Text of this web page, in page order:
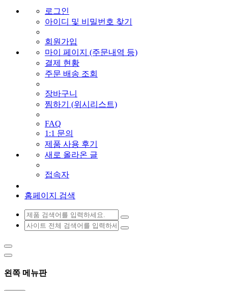
로그인
아이디 및 비밀번호 찾기
회원가입
마이 페이지 (주문내역 등)
결제 현황
주문 배송 조회
장바구니
찜하기 (위시리스트)
FAQ
1:1 문의
제품 사용 후기
새로 올라온 글
접속자
홈페이지 검색
왼쪽 메뉴판